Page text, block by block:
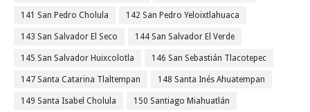
141 San Pedro Cholula 142 San Pedro Yeloixtlahuaca
143 San Salvador El Seco 144 San Salvador El Verde
145 San Salvador Huixcolotla 146 San Sebastián Tlacotepec
147 Santa Catarina Tlaltempan 148 Santa Inés Ahuatempan
149 Santa Isabel Cholula 150 Santiago Miahuatlán